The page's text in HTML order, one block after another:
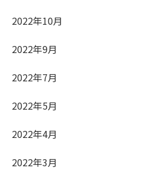
2022年10月
2022年9月
2022年7月
2022年5月
2022年4月
2022年3月